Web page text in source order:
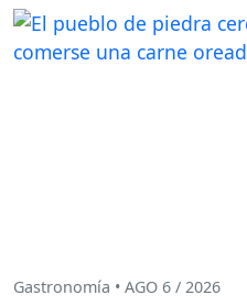
Gastronomía • AGO 6 / 2026